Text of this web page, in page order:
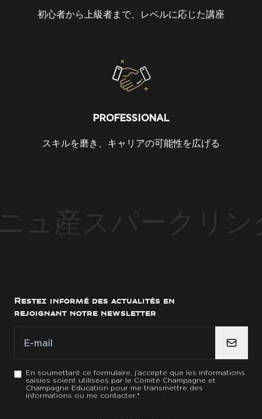
初心者から上級者まで、レベルに応じた講座
PROFESSIONAL
スキルを磨き、キャリアの可能性を広げる
Restez informé des actualités en
rejoignant notre newsletter
En soumettant ce formulaire, j'accepte que les informations
saisies soient utilisées par le Comité Champagne et
Champagne Education pour me transmettre des
informations ou me contacter.*